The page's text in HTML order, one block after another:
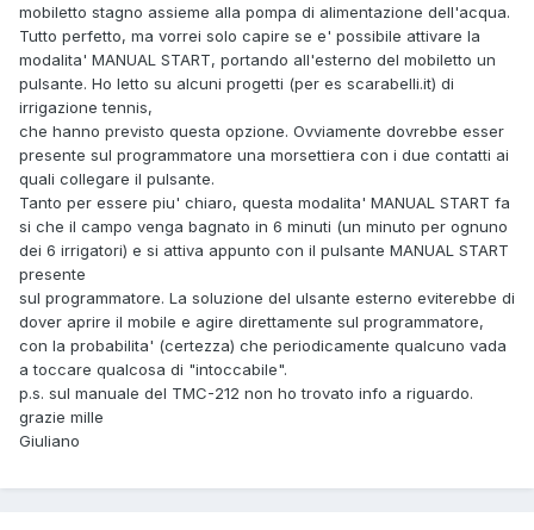
mobiletto stagno assieme alla pompa di alimentazione dell'acqua.
Tutto perfetto, ma vorrei solo capire se e' possibile attivare la
modalita' MANUAL START, portando all'esterno del mobiletto un
pulsante. Ho letto su alcuni progetti (per es scarabelli.it) di
irrigazione tennis,
che hanno previsto questa opzione. Ovviamente dovrebbe esser
presente sul programmatore una morsettiera con i due contatti ai
quali collegare il pulsante.
Tanto per essere piu' chiaro, questa modalita' MANUAL START fa
si che il campo venga bagnato in 6 minuti (un minuto per ognuno
dei 6 irrigatori) e si attiva appunto con il pulsante MANUAL START
presente
sul programmatore. La soluzione del ulsante esterno eviterebbe di
dover aprire il mobile e agire direttamente sul programmatore,
con la probabilita' (certezza) che periodicamente qualcuno vada
a toccare qualcosa di "intoccabile".
p.s. sul manuale del TMC-212 non ho trovato info a riguardo.
grazie mille
Giuliano